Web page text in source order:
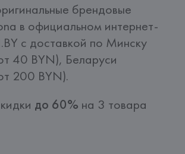
брендовые
в официальном интернет-
c доставкой по Минску
40 BYN), Беларуси
200 BYN).
до 60% на 3 товара